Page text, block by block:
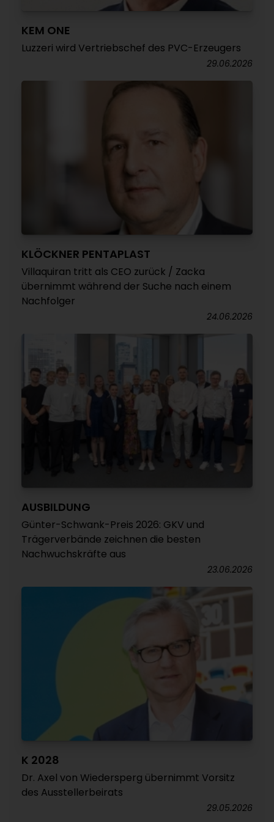
KEM ONE
Luzzeri wird Vertriebschef des PVC-Erzeugers
29.06.2026
KLÖCKNER PENTAPLAST
Villaquiran tritt als CEO zurück / Zacka
übernimmt während der Suche nach einem
Nachfolger
24.06.2026
AUSBILDUNG
Günter-Schwank-Preis 2026: GKV und
Trägerverbände zeichnen die besten
Nachwuchskräfte aus
23.06.2026
K 2028
Dr. Axel von Wiedersperg übernimmt Vorsitz
des Ausstellerbeirats
29.05.2026